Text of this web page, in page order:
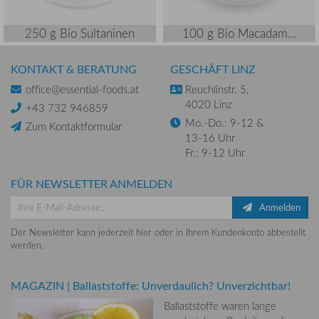
250 g Bio Sultaninen 100 g Bio Macadam...
KONTAKT & BERATUNG
office@essential-foods.at
+43 732 946859
Zum Kontaktformular
GESCHÄFT LINZ
Reuchlinstr. 5,
4020 Linz
Mo.-Do.: 9-12 &
13-16 Uhr
Fr.: 9-12 Uhr
FÜR NEWSLETTER ANMELDEN
Anmelden
Der Newsletter kann jederzeit hier oder in Ihrem Kundenkonto abbestellt
werden.
MAGAZIN | Ballaststoffe: Unverdaulich? Unverzichtbar!
Ballaststoffe waren lange